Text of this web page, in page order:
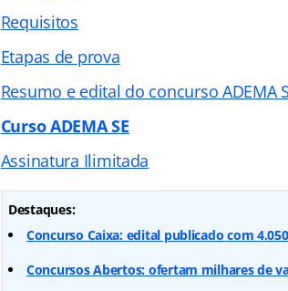
Requisitos
Etapas de prova
Resumo e edital do concurso ADEMA
Curso ADEMA SE
Assinatura Ilimitada
Destaques:
Concurso Caixa: edital publicado com
Concursos Abertos: ofertam milhares de